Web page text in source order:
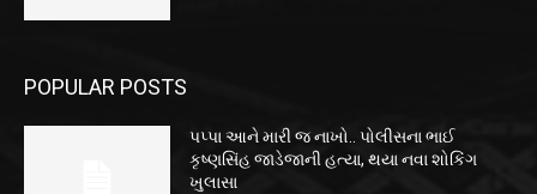
POPULAR POSTS
પપ્પા આને મારી જ નાખો.. પોલીસના ભાઈ
કૃષ્ણસિંહ જાડેજાની હત્યા, થયા નવા શોકિંગ
ખુલાસા